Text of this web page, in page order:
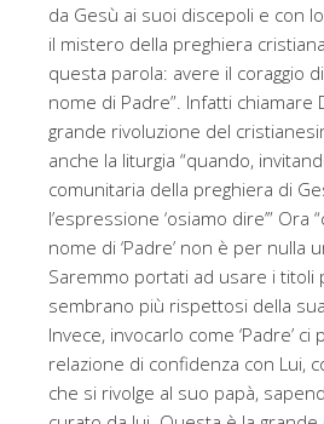
da Gesù ai suoi discepoli e con
il mistero della preghiera
questa parola: avere il coraggio
nome di Padre”. Infatti chiamare
grande rivoluzione del
anche la liturgia “quando,
comunitaria della preghiera di
l’espressione ‘osiamo dire’” Ora
nome di ‘Padre’ non è per nulla
Saremmo portati ad usare i titoli
sembrano più rispettosi della
Invece, invocarlo come ‘Padre’ ci
relazione di confidenza con Lui,
che si rivolge al suo papà,